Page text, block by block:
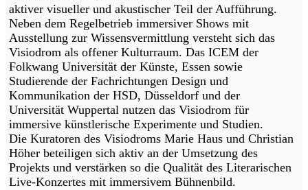
aktiver visueller und akustischer Teil der Aufführung.
Neben dem Regelbetrieb immersiver Shows mit
Ausstellung zur Wissensvermittlung versteht sich das
Visiodrom als offener Kulturraum. Das ICEM der
Folkwang Universität der Künste, Essen sowie
Studierende der Fachrichtungen Design und
Kommunikation der HSD, Düsseldorf und der
Universität Wuppertal nutzen das Visiodrom für
immersive künstlerische Experimente und Studien.
Die Kuratoren des Visiodroms Marie Haus und Christian
Höher beteiligen sich aktiv an der Umsetzung des
Projekts und verstärken so die Qualität des Literarischen
Live-Konzertes mit immersivem Bühnenbild.